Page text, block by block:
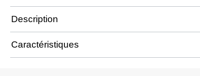
Description
Caractéristiques